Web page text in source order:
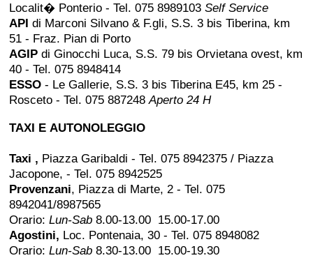
Localit� Ponterio - Tel. 075 8989103Self Service
API di Marconi Silvano & F.gli, S.S. 3 bis Tiberina, km
51 - Fraz. Pian di Porto
AGIP di Ginocchi Luca, S.S. 79 bis Orvietana ovest, km
40 - Tel. 075 8948414
ESSO - Le Gallerie, S.S. 3 bis Tiberina E45, km 25 -
Rosceto - Tel. 075 887248Aperto 24 H
TAXI E AUTONOLEGGIO
Taxi , Piazza Garibaldi - Tel. 075 8942375 / Piazza
Jacopone, - Tel. 075 8942525
Provenzani, Piazza di Marte, 2 - Tel. 075
8942041/8987565
Orario: Lun-Sab 8.00-13.00 15.00-17.00
Agostini, Loc. Pontenaia, 30 - Tel. 075 8948082
Orario:Lun-Sab 8.30-13.00 15.00-19.30